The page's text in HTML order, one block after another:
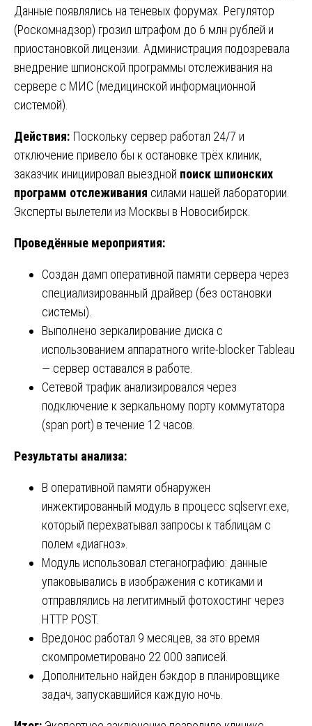
Данные появлялись на теневых форумах. Регулятор
(Роскомнадзор) грозил штрафом до 6 млн рублей и
приостановкой лицензии. Администрация подозревала
внедрение шпионской программы отслеживания на
сервере с МИС (медицинской информационной
системой).
Действия: Поскольку сервер работал 24/7 и
отключение привело бы к остановке трёх клиник,
заказчик инициировал выездной поиск шпионских
программ отслеживания силами нашей лаборатории.
Эксперты вылетели из Москвы в Новосибирск.
Проведённые мероприятия:
Создан дамп оперативной памяти сервера через
специализированный драйвер (без остановки
системы).
Выполнено зеркалирование диска с
использованием аппаратного write-blocker Tableau
— сервер оставался в работе.
Сетевой трафик анализировался через
подключение к зеркальному порту коммутатора
(span port) в течение 12 часов.
Результаты анализа:
В оперативной памяти обнаружен
инжектированный модуль в процесс sqlservr.exe,
который перехватывал запросы к таблицам с
полем «диагноз».
Модуль использовал стеганографию: данные
упаковывались в изображения с котиками и
отправлялись на легитимный фотохостинг через
HTTP POST.
Вредонос работал 9 месяцев, за это время
скомпрометировано 22 000 записей.
Дополнительно найден бэкдор в планировщике
задач, запускавшийся каждую ночь.